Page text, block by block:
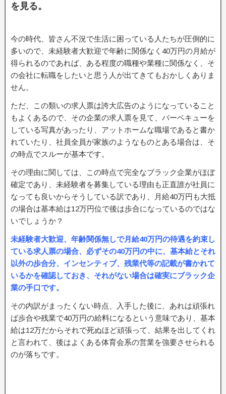
を見る。
今の時代、皆さん不況で生活に困っている人たちが圧倒的に
多いので、未経験者大歓迎で年齢に関係なく40万円の月給が
得られるのであれば、ある程度の職種や業種に関係なく、そ
の会社に転職をしたいと思う人が出てきてもおかしくありま
せん。
ただ、この類いの求人票は誇大広告のようになっていること
もよくあるので、その企業の求人票を見て、バーベキューを
している写真があったり、アットホームな職場であると書か
れていたり、社員全員が家族のようなものとある場合は、そ
の時点でスルーが基本です。
その理由に関しては、この時点で完全なブラック企業がほぼ
確定であり、未経験者を募集している理由も正直誰が社員に
なっても良いからそうしている訳であり、月給40万円も大抵
の場合は基本給は12万円位で後は歩合になっているのではな
いでしょうか？
未経験者大歓迎、年齢関係無しで月給40万円の待遇を約束し
ている求人票の場合、必ずその40万円の中に、基本給とそれ
以外の歩合分、インセンティブ、残業代等の記載が書かれて
いるかを確認しておき、それがない場合は確実にブラック企
業の手口です。
その内訳がまったくない時点、入手した後に、あれは頑張れ
ば歩合や残業で40万円の給料になるという意味であり、基本
給は12万だからそれで死ぬほど頑張って、結果を出してくれ
と言われて、後はよくある体育会系の営業を強要させられる
のが落ちです。